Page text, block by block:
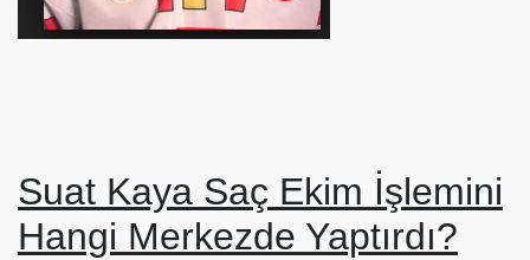
Suat Kaya Saç Ekim İşlemini
Hangi Merkezde Yaptırdı?